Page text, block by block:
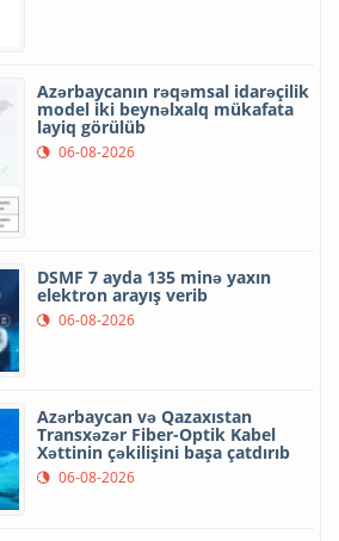
Azərbaycanın rəqəmsal idarəçilik
model iki beynəlxalq mükafata
layiq görülüb
06-08-2026
DSMF 7 ayda 135 minə yaxın
elektron arayış verib
06-08-2026
Azərbaycan və Qazaxıstan
Transxəzər Fiber-Optik Kabel
Xəttinin çəkilişini başa çatdırıb
06-08-2026